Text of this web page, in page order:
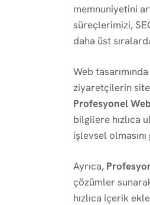
memnuniyetini
süreçlerimizi,
daha üst
Web
ziyaretçilerin
Profesyonel
bilgilere hızlıca
işlevsel
Ayrıca,
çözümler
hızlıca içerik